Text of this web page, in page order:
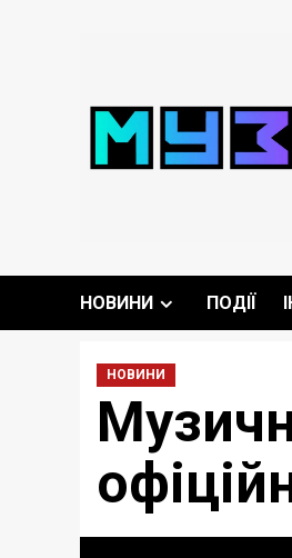
НОВИНИ ПОДІЇ
НОВИНИ